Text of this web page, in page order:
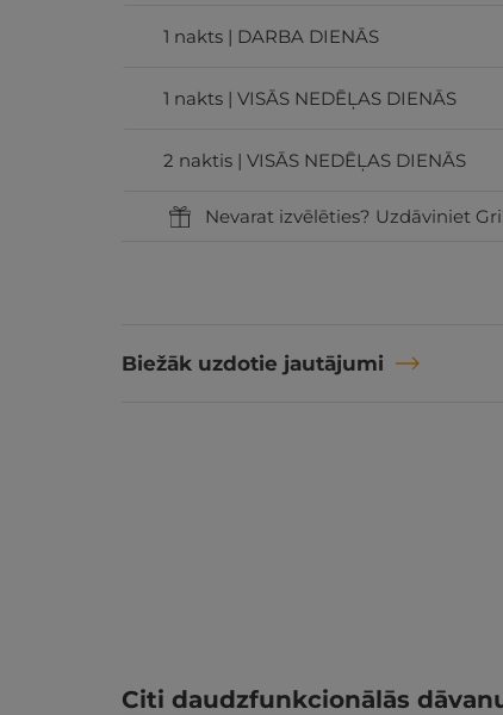
1 nakts | DARBA DIENĀS
1 nakts | VISĀS NEDĒĻAS DIENĀS
2 naktis | VISĀS NEDĒĻAS DIENĀS
Nevarat izvēlēties? Uzdāviniet
Biežāk uzdotie jautājumi
Citi daudzfunkcionālās